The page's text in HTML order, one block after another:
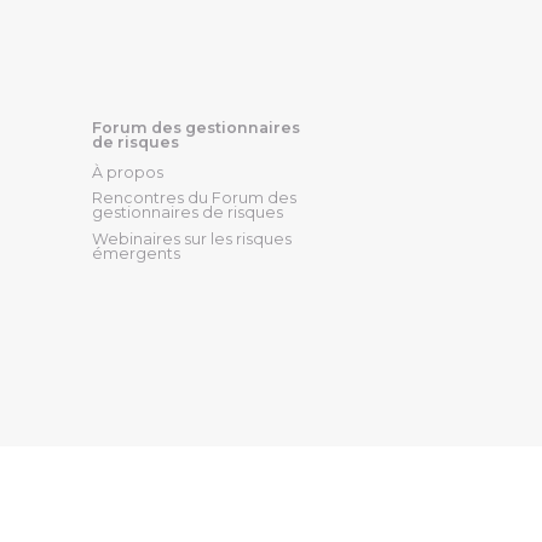
Forum des gestionnaires
de risques
À propos
Rencontres du Forum des
gestionnaires de risques
Webinaires sur les risques
émergents